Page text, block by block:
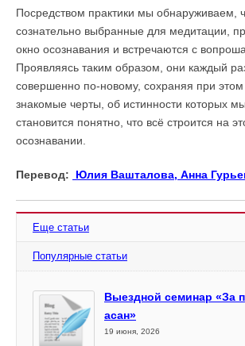
Посредством практики мы обнаруживаем,
сознательно выбранные для медитации,
окно осознавания и встречаются с
Проявляясь таким образом, они каждый
совершенно по-новому, сохраняя при этом
знакомые черты, об истинности которых
становится понятно, что всё строится на
осознавании.
Перевод: Юлия Вашталова, Анна
Еще статьи
Популярные статьи
Выездной семинар «За
асан»
19 июня, 2026